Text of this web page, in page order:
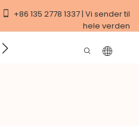
+86 135 2778 1337 | Vi sender til
hele verden